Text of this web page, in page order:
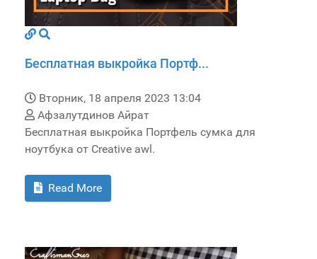
Бесплатная выкройка Портф...
Вторник, 18 апреля 2023 13:04
Афзалутдинов Айрат
Бесплатная выкройка Портфель сумка для
ноутбука от Creative awl.
Read More